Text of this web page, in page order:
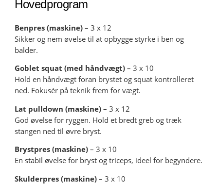
Hovedprogram
Benpres (maskine) – 3 x 12
Sikker og nem øvelse til at opbygge styrke i ben og
balder.
Goblet squat (med håndvægt) – 3 x 10
Hold en håndvægt foran brystet og squat kontrolleret
ned. Fokusér på teknik frem for vægt.
Lat pulldown (maskine) – 3 x 12
God øvelse for ryggen. Hold et bredt greb og træk
stangen ned til øvre bryst.
Brystpres (maskine) – 3 x 10
En stabil øvelse for bryst og triceps, ideel for begyndere.
Skulderpres (maskine) – 3 x 10